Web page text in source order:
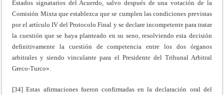
Estados signatarios del Acuerdo, salvo después de una votación de la
Comisión Mixta que establezca que se cumplen las condiciones previstas
por el artículo IV del Protocolo Final y se declare incompetente para tratar
la cuestión que se haya planteado en su seno, resolviendo esta decisión
definitivamente la cuestión de competencia entre los dos órganos
arbitrales y siendo vinculante para el Presidente del Tribunal Arbitral
Greco-Turco».
[34] Estas afirmaciones fueron confirmadas en la declaración oral del